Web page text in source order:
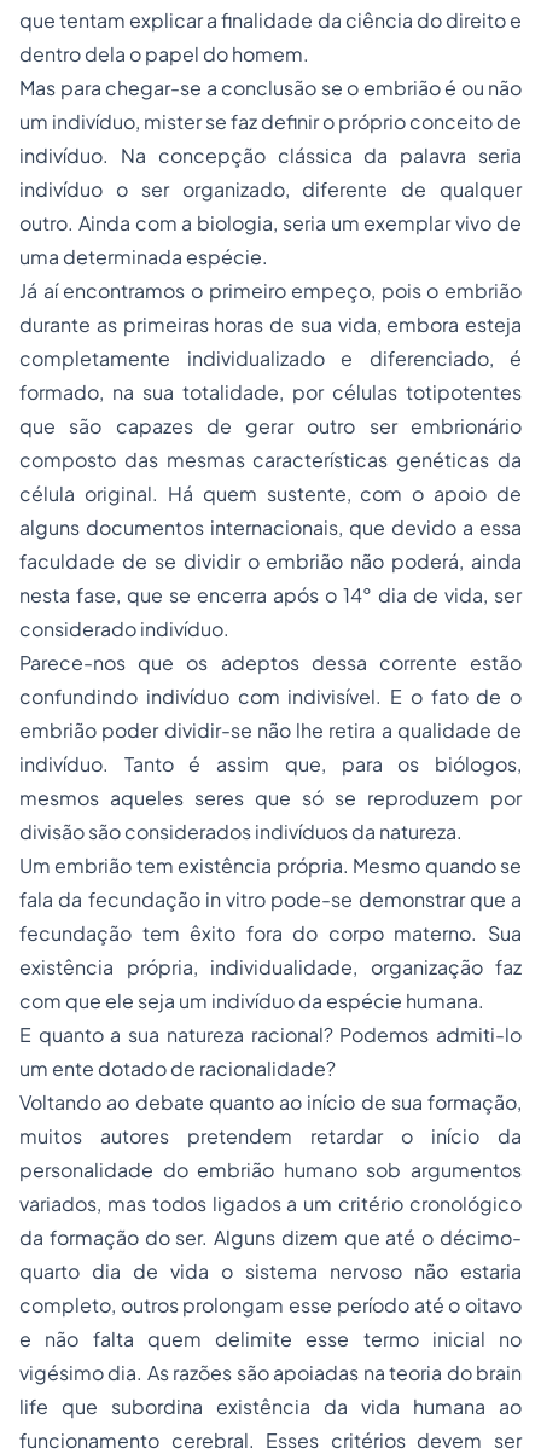
que tentam explicar a finalidade da ciência do direito e
dentro dela o papel do homem.
Mas para chegar-se a conclusão se o embrião é ou não
um indivíduo, mister se faz definir o próprio conceito de
indivíduo. Na concepção clássica da palavra seria
indivíduo o ser organizado, diferente de qualquer
outro. Ainda com a biologia, seria um exemplar vivo de
uma determinada espécie.
Já aí encontramos o primeiro empeço, pois o embrião
durante as primeiras horas de sua vida, embora esteja
completamente individualizado e diferenciado, é
formado, na sua totalidade, por células totipotentes
que são capazes de gerar outro ser embrionário
composto das mesmas características genéticas da
célula original. Há quem sustente, com o apoio de
alguns documentos internacionais, que devido a essa
faculdade de se dividir o embrião não poderá, ainda
nesta fase, que se encerra após o 14° dia de vida, ser
considerado indivíduo.
Parece-nos que os adeptos dessa corrente estão
confundindo indivíduo com indivisível. E o fato de o
embrião poder dividir-se não lhe retira a qualidade de
indivíduo. Tanto é assim que, para os biólogos,
mesmos aqueles seres que só se reproduzem por
divisão são considerados indivíduos da natureza.
Um embrião tem existência própria. Mesmo quando se
fala da fecundação in vitro pode-se demonstrar que a
fecundação tem êxito fora do corpo materno. Sua
existência própria, individualidade, organização faz
com que ele seja um indivíduo da espécie humana.
E quanto a sua natureza racional? Podemos admiti-lo
um ente dotado de racionalidade?
Voltando ao debate quanto ao início de sua formação,
muitos autores pretendem retardar o início da
personalidade do embrião humano sob argumentos
variados, mas todos ligados a um critério cronológico
da formação do ser. Alguns dizem que até o décimo-
quarto dia de vida o sistema nervoso não estaria
completo, outros prolongam esse período até o oitavo
e não falta quem delimite esse termo inicial no
vigésimo dia. As razões são apoiadas na teoria dobrain
life que subordina existência da vida humana ao
funcionamento cerebral. Esses critérios devem ser